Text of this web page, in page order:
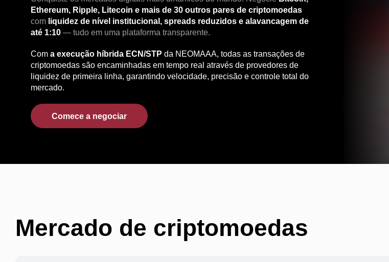
Ethereum, Ripple, Litecoin e mais de 30 outros pares de criptomoedas
com liquidez de nível institucional, spreads reduzidos e alavancagem de
até 1:10 — tudo em uma plataforma transparente.
Com a execução híbrida ECN/STP da NEOMAAA, todas as transações de
criptomoedas são encaminhadas em tempo real através de provedores de
liquidez de primeira linha, garantindo velocidade, precisão e controle total do
mercado.
Comece a negociar
Mercado de criptomoedas